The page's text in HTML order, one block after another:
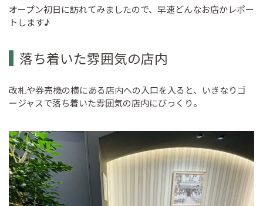
オープン初日に訪れてみましたので、早速どんなお店かレポー
トします♪
落ち着いた雰囲気の店内
改札や券売機の横にある店内への入口を入ると、いきなりゴ
ージャスで落ち着いた雰囲気の店内にびっくり。